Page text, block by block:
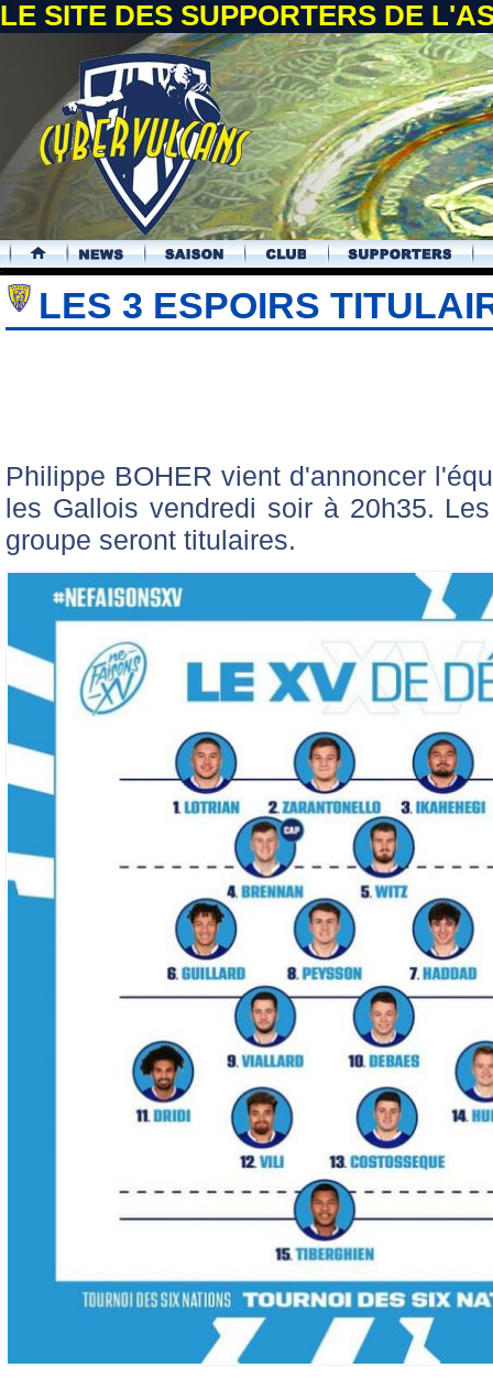
LE SITE DES SUPPORTERS DE
.
LES 3 ESPOIRS
Philippe BOHER vient d'annoncer
les Gallois vendredi soir à 20h35.
groupe seront titulaires.